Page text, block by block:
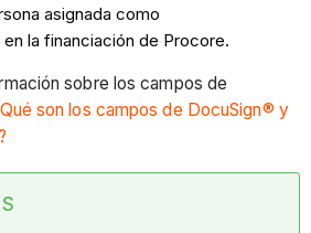
asignada como
la financiación de Procore.
sobre los campos de
son los campos de DocuSign® y